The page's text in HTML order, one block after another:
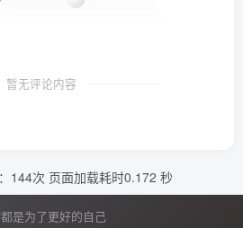
暂无评论内容
144次 页面加载耗时0.172 秒
是为了更好的自己